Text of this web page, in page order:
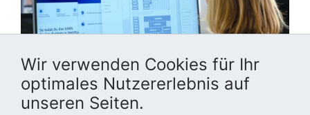
Wir verwenden Cookies für Ihr
optimales Nutzererlebnis auf
unseren Seiten.